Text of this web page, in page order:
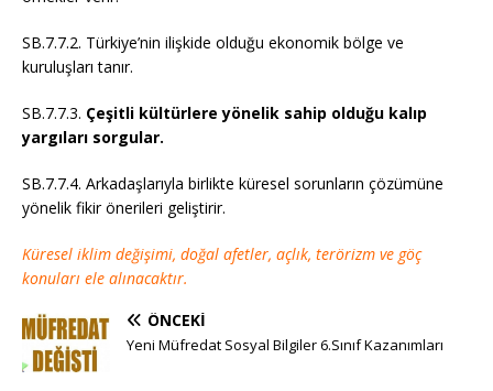
SB.7.7.2. Türkiye’nin ilişkide olduğu ekonomik bölge ve
kuruluşları tanır.
SB.7.7.3. Çeşitli kültürlere yönelik sahip olduğu kalıp
yargıları sorgular.
SB.7.7.4. Arkadaşlarıyla birlikte küresel sorunların çözümüne
yönelik fikir önerileri geliştirir.
Küresel iklim değişimi, doğal afetler, açlık, terörizm ve göç
konuları ele alınacaktır.
ÖNCEKI
Yeni Müfredat Sosyal Bilgiler 6.Sınıf Kazanımları